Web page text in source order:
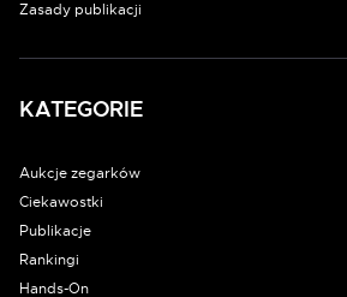
Zasady publikacji
KATEGORIE
Aukcje zegarków
Ciekawostki
Publikacje
Rankingi
Hands-On